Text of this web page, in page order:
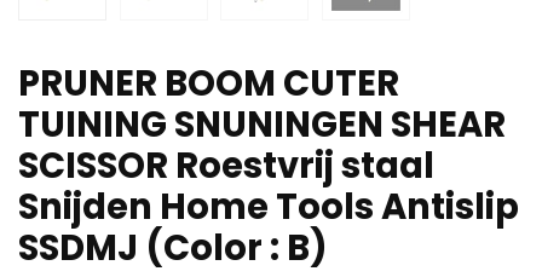
PRUNER BOOM CUTER
TUINING SNUNINGEN SHEAR
SCISSOR Roestvrij staal
Snijden Home Tools Antislip
SSDMJ (Color : B)